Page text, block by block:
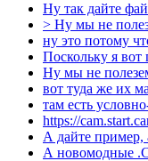
Ну так дайте
> Ну мы не
ну это потому
Поскольку я вот
Ну мы не
вот туда же их
там есть
https://
А дайте пример,
А новомодные